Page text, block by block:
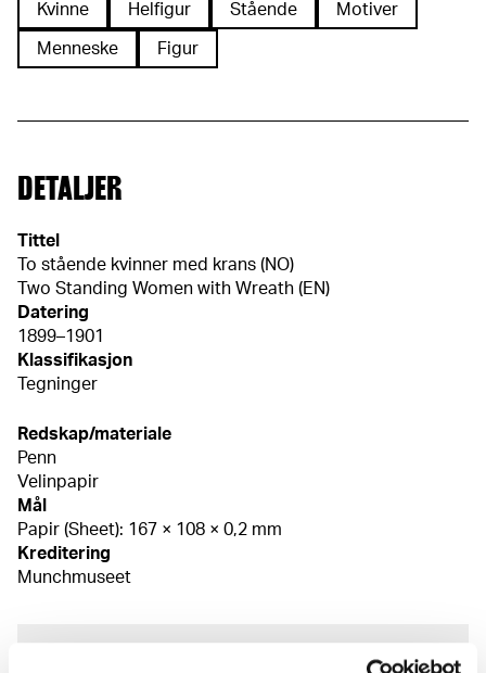
Kvinne Helfigur Stående Motiver
Menneske Figur
DETALJER
Tittel
To stående kvinner med krans (NO)
Two Standing Women with Wreath (EN)
Datering
1899–1901
Klassifikasjon
Tegninger
Redskap/materiale
Penn
Velinpapir
Mål
Papir (Sheet): 167 × 108 × 0,2 mm
Kreditering
Munchmuseet